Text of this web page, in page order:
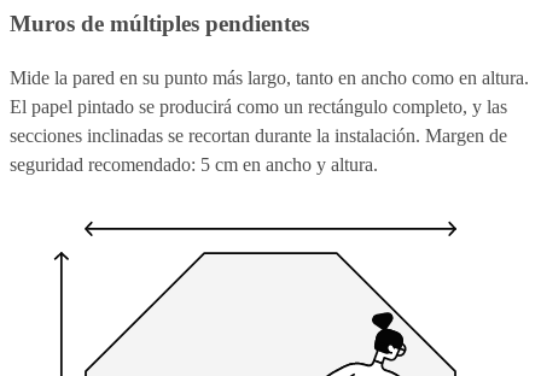
Muros de múltiples pendientes
Mide la pared en su punto más largo, tanto en ancho como en altura.
El papel pintado se producirá como un rectángulo completo, y las
secciones inclinadas se recortan durante la instalación. Margen de
seguridad recomendado: 5 cm en ancho y altura.